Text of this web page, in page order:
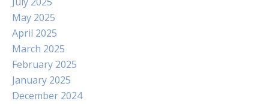
May 2025
April 2025
March 2025
February 2025
January 2025
December 2024